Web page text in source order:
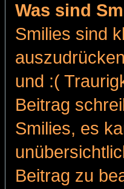
Was sind
Smilies sind
und :(
Beitrag
Smilies, es
Beitrag zu